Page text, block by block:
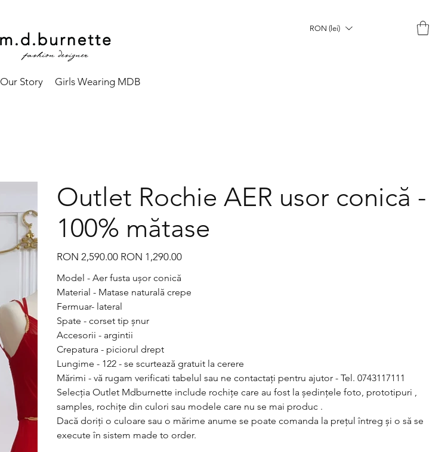
RON (lei)
Our Story Girls Wearing MDB
Outlet Rochie AER usor conică -
100% mătase
Original
price
RON 2,590.00 Sale
price
RON 1,290.00
Model - Aer fusta ușor conică
Material - Matase naturală crepe
Fermuar- lateral
Spate - corset tip șnur
Accesorii - argintii
Crepatura - piciorul drept
Lungime - 122 - se scurtează gratuit la cerere
Mărimi - vă rugam verificati tabelul sau ne contactați pentru ajutor - Tel. 0743117111
Selecția Outlet Mdburnette include rochițe care au fost la ședințele foto, prototipuri ,
samples, rochițe din culori sau modele care nu se mai produc .
Dacă doriți o culoare sau o mărime anume se poate comanda la prețul întreg și o să se
execute în sistem made to order.